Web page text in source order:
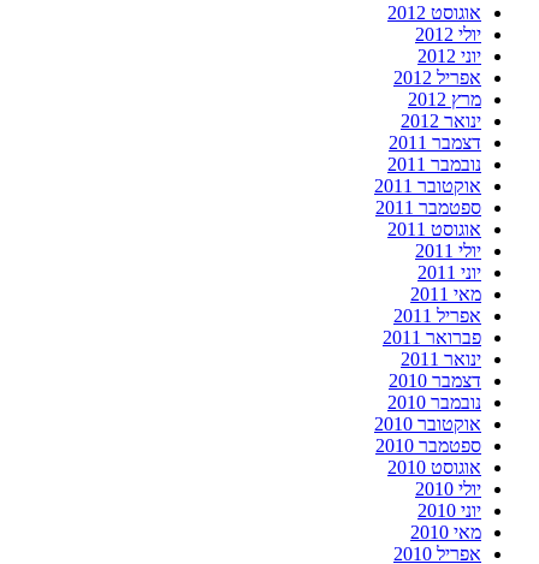
אוגוסט 2012
יולי 2012
יוני 2012
אפריל 2012
מרץ 2012
ינואר 2012
דצמבר 2011
נובמבר 2011
אוקטובר 2011
ספטמבר 2011
אוגוסט 2011
יולי 2011
יוני 2011
מאי 2011
אפריל 2011
פברואר 2011
ינואר 2011
דצמבר 2010
נובמבר 2010
אוקטובר 2010
ספטמבר 2010
אוגוסט 2010
יולי 2010
יוני 2010
מאי 2010
אפריל 2010